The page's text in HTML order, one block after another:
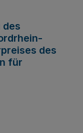
des
des
für